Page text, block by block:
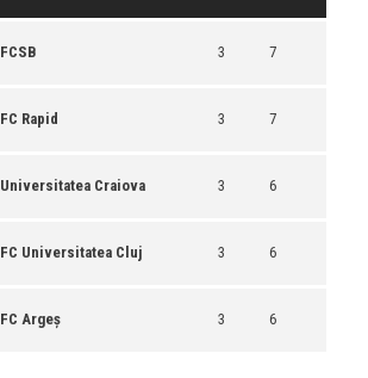
FCSB 3 7
FC Rapid 3 7
Universitatea Craiova 3 6
FC Universitatea Cluj 3 6
FC Argeș 3 6